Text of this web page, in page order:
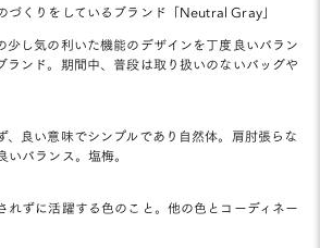
づくりをしているブランド「Neutral Gray」
少し気の利いた機能のデザインを丁度良いバラン
ランド。期間中、普段は取り扱いのないバッグや
、良い意味でシンプルであり自然体。肩肘張らな
バランス。塩梅。
れずに活躍する色のこと。他の色とコーディネー